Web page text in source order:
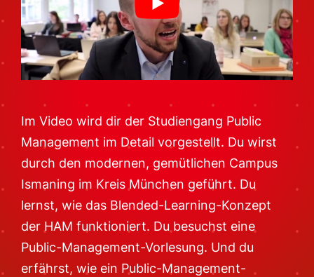
Im Video wird dir der Studiengang Public
Management im Detail vorgestellt. Du wirst
durch den modernen, gemütlichen Campus
Ismaning im Kreis München geführt. Du
lernst, wie das Blended-Learning-Konzept
der HAM funktioniert. Du besuchst eine
Public-Management-Vorlesung. Und du
erfährst, wie ein Public-Management-